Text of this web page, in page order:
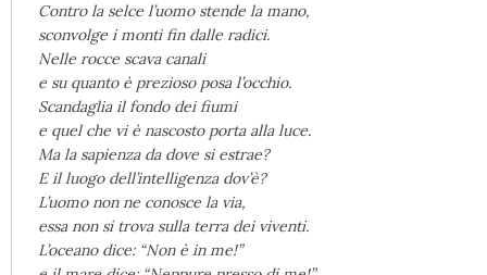
Contro la selce l’uomo stende la mano,
sconvolge i monti fin dalle radici.
Nelle rocce scava canali
e su quanto è prezioso posa l’occhio.
Scandaglia il fondo dei fiumi
e quel che vi è nascosto porta alla luce.
Ma la sapienza da dove si estrae?
E il luogo dell’intelligenza dov’è?
L’uomo non ne conosce la via,
essa non si trova sulla terra dei viventi.
L’oceano dice: “Non è in me!”